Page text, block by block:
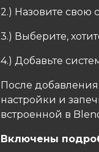
2.) Назовите свою
3.) Выберите,
4.) Добавьте
После
настройки и
встроенной в
Включены